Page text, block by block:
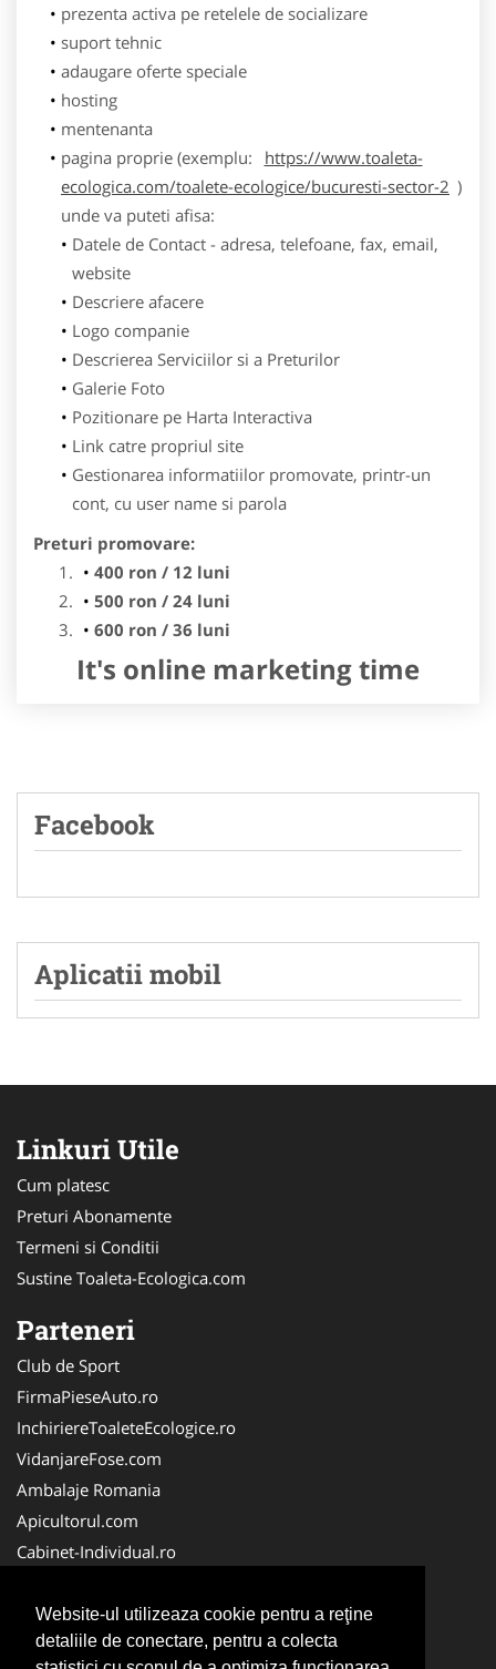
Website-ul utilizeaza cookie pentru a reţine
detaliile de conectare, pentru a colecta
prezenta activa pe retelele de socializare
suport tehnic
adaugare oferte speciale
hosting
mentenanta
pagina proprie (exemplu:
https://www.toaleta-
ecologica.com/toalete-ecologice/bucuresti-sector-2 )
unde va puteti afisa:
Datele de Contact - adresa, telefoane, fax, email,
website
Descriere afacere
Logo companie
Descrierea Serviciilor si a Preturilor
Galerie Foto
Pozitionare pe Harta Interactiva
Link catre propriul site
Gestionarea informatiilor promovate, printr-un
cont, cu user name si parola
Preturi promovare:
400 ron / 12 luni
500 ron / 24 luni
600 ron / 36 luni
It's online marketing time
Facebook
Aplicatii mobil
Linkuri Utile
Cum platesc
Preturi Abonamente
Termeni si Conditii
Sustine Toaleta-Ecologica.com
Parteneri
Club de Sport
FirmaPieseAuto.ro
InchiriereToaleteEcologice.ro
VidanjareFose.com
Ambalaje Romania
Apicultorul.com
Cabinet-Individual.ro
ConstructiiHaleMetalice.ro
FirmaDeratizare.ro